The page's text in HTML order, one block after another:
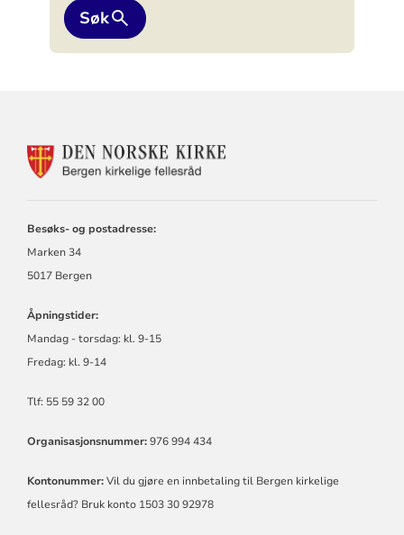
Søk
KONTAKTINFORMASJON
Besøks- og postadresse:
Marken 34
5017 Bergen
Åpningstider:
Mandag - torsdag: kl. 9-15
Fredag: kl. 9-14
Tlf: 55 59 32 00
Organisasjonsnummer:976 994 434
Kontonummer:Vil du gjøre en innbetaling til Bergen kirkelige
fellesråd? Bruk konto 1503 30 92978